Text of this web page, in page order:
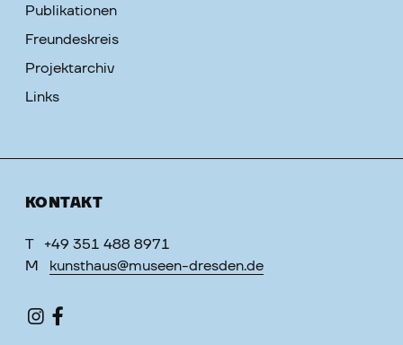
Publikationen
Freundeskreis
Projektarchiv
Links
KONTAKT
T
+49 351 488 8971
M
kunsthaus@museen-dresden.de